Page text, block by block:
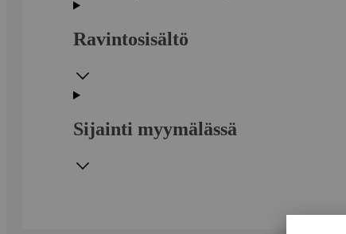
Ravintosisältö
Sijainti myymälässä